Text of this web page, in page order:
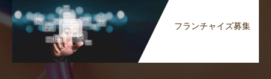
フランチャイズ募集